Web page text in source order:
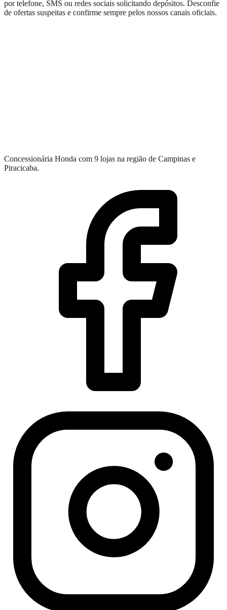
por telefone, SMS ou redes sociais solicitando depósitos. Desconfie
de ofertas suspeitas e confirme sempre pelos nossos canais oficiais.
Concessionária Honda com 9 lojas na região de Campinas e
Piracicaba.